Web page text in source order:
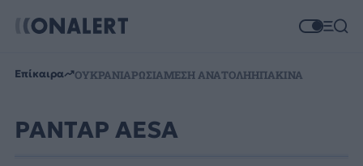
Επίκαιρα ΟΥΚΡΑΝΙΑΡΩΣΙΑΜΕΣΗ ΑΝΑΤΟΛΗΗΠΑΚΙΝΑ
ΡΑΝΤΑΡ AESA